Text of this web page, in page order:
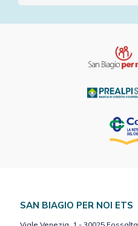
SAN BIAGIO PER NOI ETS